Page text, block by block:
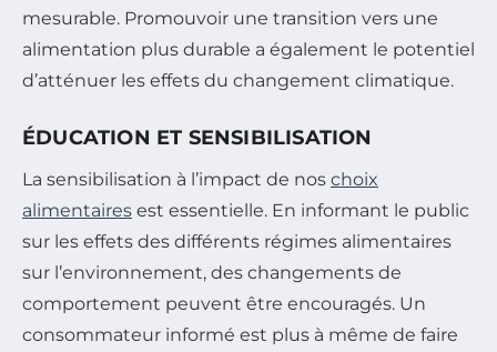
mesurable. Promouvoir une transition vers une
alimentation plus durable a également le potentiel
d’atténuer les effets du changement climatique.
ÉDUCATION ET SENSIBILISATION
La sensibilisation à l’impact de nos choix
alimentaires est essentielle. En informant le public
sur les effets des différents régimes alimentaires
sur l’environnement, des changements de
comportement peuvent être encouragés. Un
consommateur informé est plus à même de faire